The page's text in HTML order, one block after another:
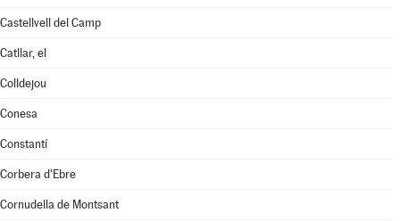
Castellvell del Camp
Catllar, el
Colldejou
Conesa
Constantí
Corbera d'Ebre
Cornudella de Montsant